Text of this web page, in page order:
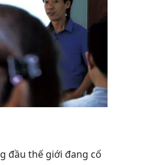
đầu thế giới đang cố